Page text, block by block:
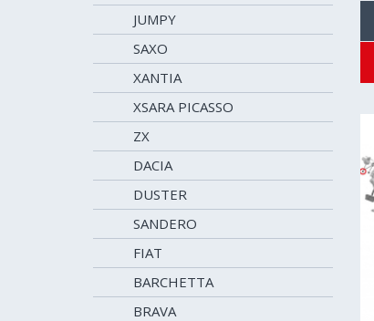
JUMPY
SAXO
XANTIA
XSARA PICASSO
ZX
DACIA
DUSTER
SANDERO
FIAT
BARCHETTA
BRAVA